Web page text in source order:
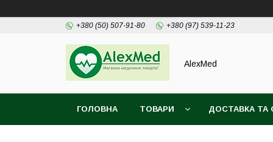
+380 (50) 507-91-80 +380 (97) 539-11-23
AlexMed
ГОЛОВНА ТОВАРИ ДОСТАВКА ТА